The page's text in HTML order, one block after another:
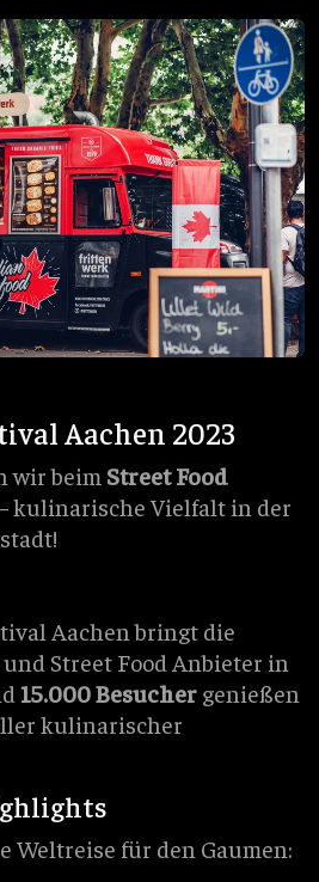
Aachen 2023
wir beim Street Food
kulinarische Vielfalt in der
Aachen bringt die
Street Food Anbieter in
15.000 Besucher genießen
kulinarischer
Weltreise für den Gaumen: